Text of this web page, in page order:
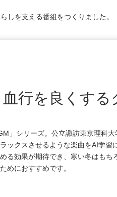
しを支える番組をつくりました。
行を良くする
」シリーズ。公立諏訪東京理科
ックスさせるような楽曲をAI学習
る効果が期待でき、寒い冬はもち
めにおすすめです。